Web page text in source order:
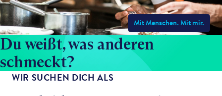
Du weißt, was anderen
schmeckt?
Mit Menschen. Mit mir.
WIR SUCHEN DICH ALS